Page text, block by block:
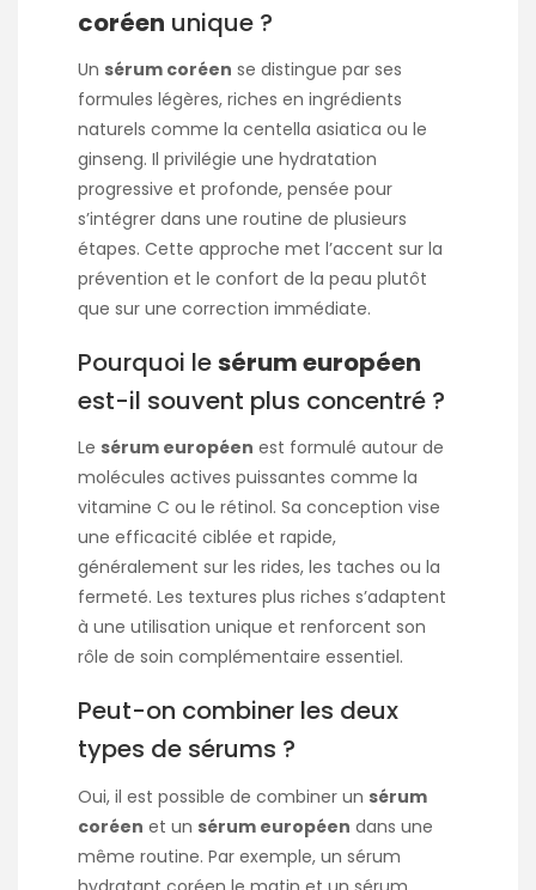
coréen unique ?
Un sérum coréen se distingue par ses
formules légères, riches en ingrédients
naturels comme la centella asiatica ou le
ginseng. Il privilégie une hydratation
progressive et profonde, pensée pour
s’intégrer dans une routine de plusieurs
étapes. Cette approche met l’accent sur la
prévention et le confort de la peau plutôt
que sur une correction immédiate.
Pourquoi lesérum européen
est-il souvent plus concentré ?
Le sérum européen est formulé autour de
molécules actives puissantes comme la
vitamine C ou le rétinol. Sa conception vise
une efficacité ciblée et rapide,
généralement sur les rides, les taches ou la
fermeté. Les textures plus riches s’adaptent
à une utilisation unique et renforcent son
rôle de soin complémentaire essentiel.
Peut-on combiner les deux
types de sérums ?
Oui, il est possible de combiner un sérum
coréen et un sérum européen dans une
même routine. Par exemple, un sérum